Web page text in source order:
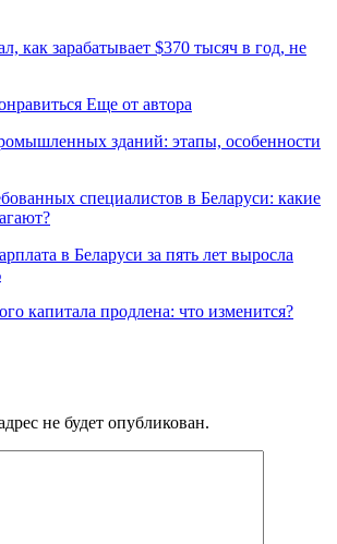
как зарабатывает $370 тысяч в год, не
Еще от автора
зданий: этапы, особенности
специалистов в Беларуси: какие
в Беларуси за пять лет выросла
капитала продлена: что изменится?
не будет опубликован.